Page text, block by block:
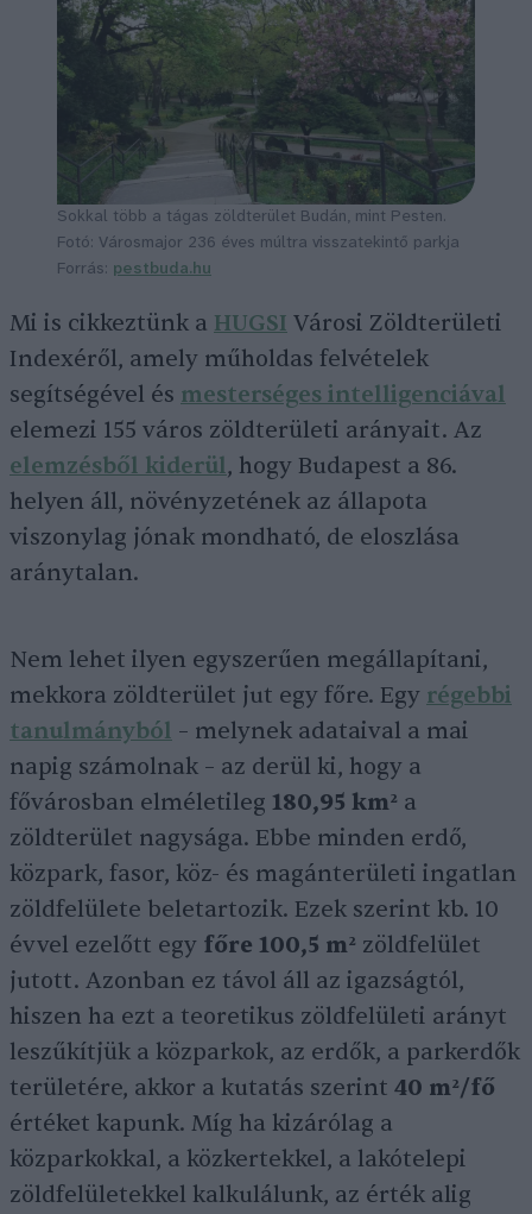
Sokkal több a tágas zöldterület Budán, mint Pesten.
Fotó: Városmajor 236 éves múltra visszatekintő parkja
Forrás: pestbuda.hu
Mi is cikkeztünk a HUGSI Városi Zöldterületi
Indexéről, amely műholdas felvételek
segítségével és mesterséges intelligenciával
elemezi 155 város zöldterületi arányait. Az
elemzésből kiderül, hogy Budapest a 86.
helyen áll, növényzetének az állapota
viszonylag jónak mondható, de eloszlása
aránytalan.
Nem lehet ilyen egyszerűen megállapítani,
mekkora zöldterület jut egy főre. Egy régebbi
tanulmányból – melynek adataival a mai
napig számolnak – az derül ki, hogy a
fővárosban elméletileg 180,95 km² a
zöldterület nagysága. Ebbe minden erdő,
közpark, fasor, köz- és magánterületi ingatlan
zöldfelülete beletartozik. Ezek szerint kb. 10
évvel ezelőtt egy főre 100,5 m² zöldfelület
jutott. Azonban ez távol áll az igazságtól,
hiszen ha ezt a teoretikus zöldfelületi arányt
leszűkítjük a közparkok, az erdők, a parkerdők
területére, akkor a kutatás szerint 40 m²/fő
értéket kapunk. Míg ha kizárólag a
közparkokkal, a közkertekkel, a lakótelepi
zöldfelületekkel kalkulálunk, az érték alig